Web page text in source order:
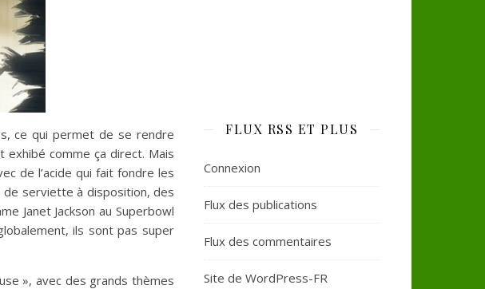
ce qui permet de se rendre
comme ça direct. Mais
de l’acide qui fait fondre les
de serviette à disposition, des
Janet Jackson au Superbowl
ils sont pas super
», avec des grands thèmes
FLUX RSS ET PLUS
Connexion
Flux des publications
Flux des commentaires
Site de WordPress-FR